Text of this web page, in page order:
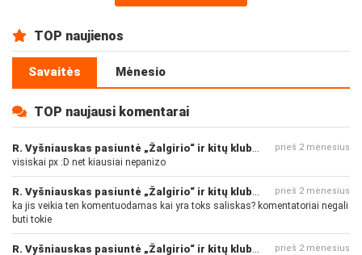
TOP naujienos
Savaitės Mėnesio
TOP naujausi komentarai
prieš 2 mėnesius
visiskai px :D net kiausiai nepanizo
prieš 2 mėnesius
ka jis veikia ten komentuodamas kai yra toks saliskas? komentatoriai negali
buti tokie
prieš 2 mėnesius